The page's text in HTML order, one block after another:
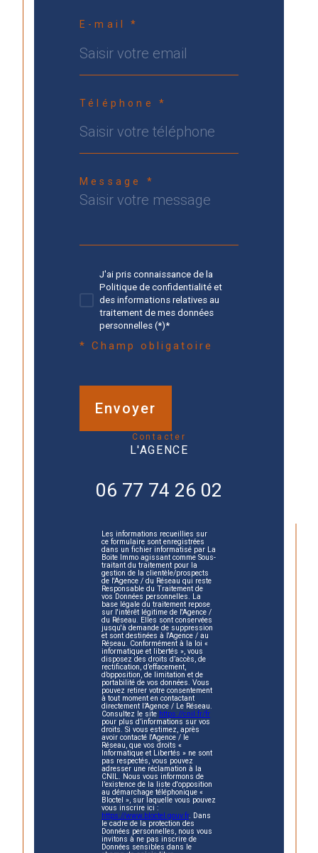
E-mail *
Téléphone *
Message *
J'ai pris connaissance de la
Politique de confidentialité et
des informations relatives au
traitement de mes données
personnelles (*)*
* Champ obligatoire
Envoyer
contacter
L'AGENCE
06 77 74 26 02
Les informations recueillies sur
ce formulaire sont enregistrées
dans un fichier informatisé par La
Boite Immo agissant comme Sous-
traitant du traitement pour la
gestion de la clientèle/prospects
de l'Agence / du Réseau qui reste
Responsable du Traitement de
vos Données personnelles. La
base légale du traitement repose
sur l'intérêt légitime de l'Agence /
du Réseau. Elles sont conservées
jusqu'à demande de suppression
et sont destinées à l'Agence / au
Réseau. Conformément à la loi «
informatique et libertés », vous
disposez des droits d’accès, de
rectification, d’effacement,
d’opposition, de limitation et de
portabilité de vos données. Vous
pouvez retirer votre consentement
à tout moment en contactant
directement l’Agence / Le Réseau.
Consultez le site https://cnil.fr/fr
pour plus d’informations sur vos
droits. Si vous estimez, après
avoir contacté l'Agence / le
Réseau, que vos droits «
Informatique et Libertés » ne sont
pas respectés, vous pouvez
adresser une réclamation à la
CNIL. Nous vous informons de
l’existence de la liste d'opposition
au démarchage téléphonique «
Bloctel », sur laquelle vous pouvez
vous inscrire ici :
https://www.bloctel.gouv.fr. Dans
le cadre de la protection des
Données personnelles, nous vous
invitons à ne pas inscrire de
Données sensibles dans le